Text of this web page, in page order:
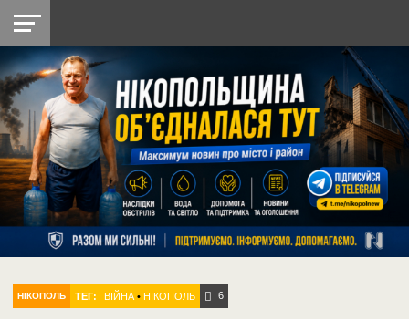
НІКОПОЛЬ
РАЙОН
СІЧЕСЛАВСЬКА
УКРАЇНА
РЕТРО
НІКОПОЛЬ
ЛАЙТ
УКРАЇНА
ДОПОМОГА
РАДІО
НІКОПОЛЬ ТЕГ: ВІЙНА •НІКОПОЛЬ 6